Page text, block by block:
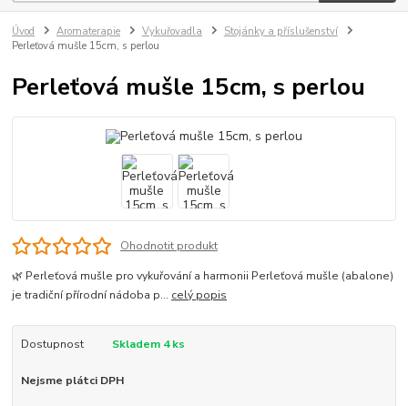
Úvod Aromaterapie Vykuřovadla
Stojánky a příslušenství
Perleťová mušle 15cm, s perlou
Perleťová mušle 15cm, s perlou
Ohodnotit produkt
🌿 Perleťová mušle pro vykuřování a harmonii Perleťová mušle (abalone)
je tradiční přírodní nádoba p... celý popis
Dostupnost Skladem 4 ks
Nejsme plátci DPH